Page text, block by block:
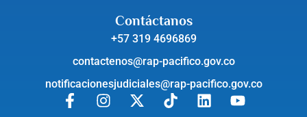
Contáctanos
+57 319 4696869
contactenos@rap-pacifico.gov.co
notificacionesjudiciales@rap-pacifico.gov.co